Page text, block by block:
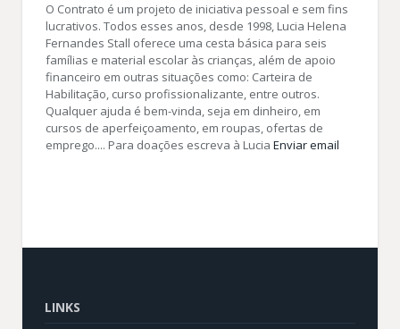
O Contrato é um projeto de iniciativa pessoal e sem fins
lucrativos. Todos esses anos, desde 1998, Lucia Helena
Fernandes Stall oferece uma cesta básica para seis
famílias e material escolar às crianças, além de apoio
financeiro em outras situações como: Carteira de
Habilitação, curso profissionalizante, entre outros.
Qualquer ajuda é bem-vinda, seja em dinheiro, em
cursos de aperfeiçoamento, em roupas, ofertas de
emprego.... Para doações escreva à Lucia Enviar email
LINKS